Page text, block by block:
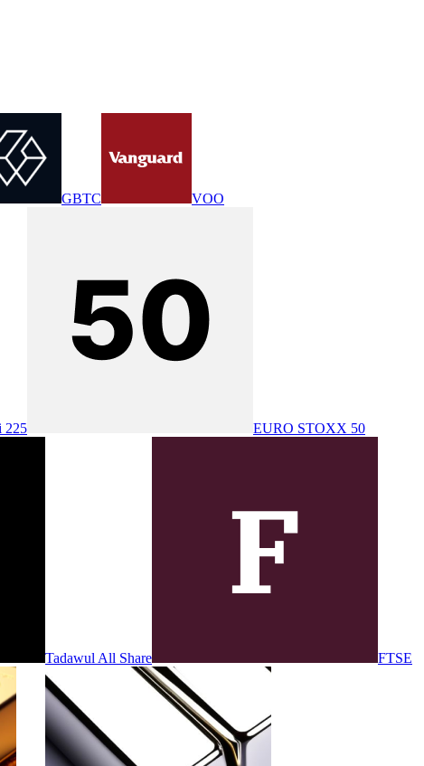
GBTC VOO
225 EURO STOXX 50
Tadawul All Share FTSE